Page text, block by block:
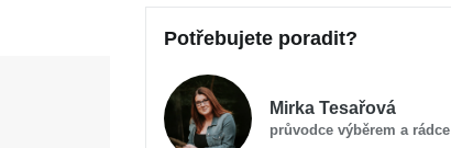
Potřebujete poradit?
Mirka Tesařová
průvodce výběrem a rádce